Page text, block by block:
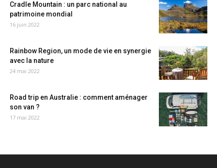
Cradle Mountain : un parc national au
patrimoine mondial
16 juin 2022
Rainbow Region, un mode de vie en synergie
avec la nature
24 mai 2022
Road trip en Australie : comment aménager
son van ?
17 mai 2022